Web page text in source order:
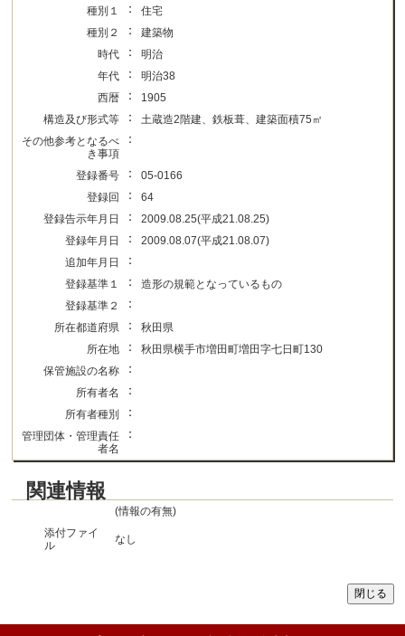
種別１
：
住宅
種別２
：
建築物
時代
：
明治
年代
：
明治38
西暦
：
1905
構造及び形式等
：
土蔵造2階建、鉄板葺、建築面積75㎡
その他参考となるべ
き事項
：
登録番号 ：
05-0166
登録回
：
64
登録告示年月日
：
2009.08.25(平成21.08.25)
登録年月日
：
2009.08.07(平成21.08.07)
追加年月日
：
登録基準１ ：
造形の規範となっているもの
登録基準２
：
所在都道府県 ：
秋田県
所在地
：
秋田県横手市増田町増田字七日町130
保管施設の名称
：
所有者名 ：
所有者種別 ：
管理団体・管理責任
者名
：
関連情報
(情報の有無)
添付ファイ
ル
なし